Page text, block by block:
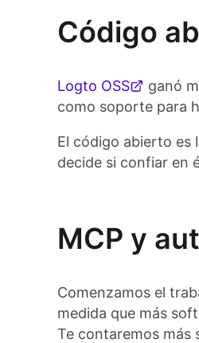
Código
Logto OSS
ganó
como soporte para
El código abierto es
decide si confiar en
MCP y
Comenzamos el
medida que más
Te contaremos más